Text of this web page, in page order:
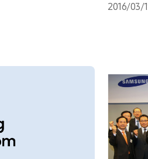
2016/03/